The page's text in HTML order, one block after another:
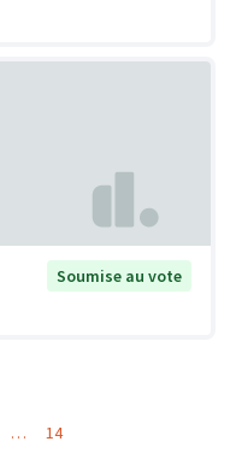
Soumise au vote
… 14